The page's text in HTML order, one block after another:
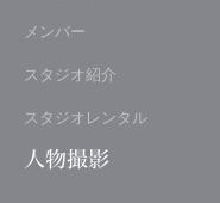
メンバー
スタジオ紹介
スタジオレンタル
人物撮影